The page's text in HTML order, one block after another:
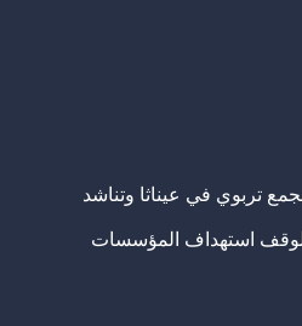
تربوي في عيناثا وتناشد
لوقف استهداف المؤسسات